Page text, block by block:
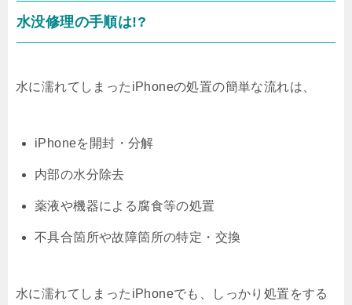
水没修理の手順は!?
水に濡れてしまったiPhoneの処置の簡単な流れは、
iPhoneを開封・分解
内部の水分除去
薬液や機器による腐食等の処置
不具合箇所や故障箇所の特定・交換
水に濡れてしまったiPhoneでも、しっかり処置をする